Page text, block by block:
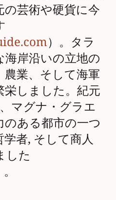
芸術や硬貨に今
）。タラ
海岸沿いの立地の
業、そして海軍
しました。紀元
マグナ・グラエ
ある都市の一つ
者, そして商人
した